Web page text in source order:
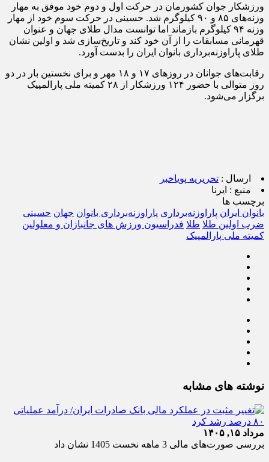
ورزشکار جوان کشورمان در حرکت اول و دوم خود موفق به مهار
وزنه‌های ۸۵ و ۹۰ کیلوگرم شد. حسینی در حرکت سوم خود از مهار
وزنه ۹۴ کیلوگرم بازماند اما توانست مدال طلای جهان و عنوان
قهرمانی مسابقات را از آن خود کند و تاریخ‌سازی شد و اولین نشان
طلای پاراوزنه‌برداری بانوان ایران را بدست آورد.
رقابت‌های جوانان در روزهای ۱۷ و ۱۸ مهر و برای نخستین بار در دو
روز متوالی با حضور ۱۲۴ ورزشکار از ۲۸ کمیته ملی پارالمپیک
برگزار می‌شود.
ارسال : تحریریه پویاخبر
منبع : ایرنا
برچسب ها
بانوان ایران پاراوزنه‌برداری پاراوزنه‌برداری بانوان جهان حسینی
ضرب اولین طلا طلا فدراسیون ورزش های جانبازان و معلولین
کمیته ملی پارالمپیک
نوشته های مشابه
مرداد ۱۵, ۱۴۰۵
بررسی صورت‌های مالی 3 ماهه نخست 1405 نشان داد